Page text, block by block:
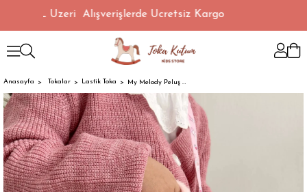
TL Üzeri Alışverişlerde Ücretsiz Kargo
Anasayfa Tokalar Lastik Toka My Melody Peluş Çanta